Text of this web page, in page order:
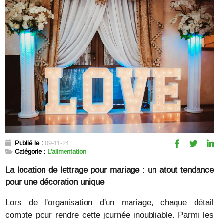
Publié le : 09-11-24
Catégorie : L'alimentation
La location de lettrage pour mariage : un atout tendance
pour une décoration unique
Lors de l'organisation d'un mariage, chaque détail
compte pour rendre cette journée inoubliable. Parmi les